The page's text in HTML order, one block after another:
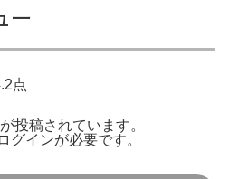
ー
点
投稿されています。
ログインが必要です。